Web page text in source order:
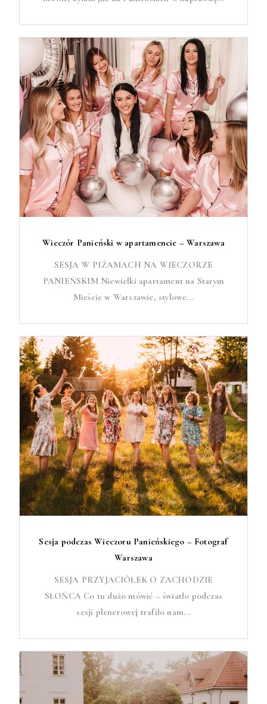
Wieczór Panieński w apartamencie – Warszawa
SESJA W PIŻAMACH NA WIECZORZE
PANIEŃSKIM Niewielki apartament na Starym
Mieście w Warszawie, stylowe...
Sesja podczas Wieczoru Panieńskiego – Fotograf
Warszawa
SESJA PRZYJACIÓŁEK O ZACHODZIE
SŁOŃCA Co tu dużo mówić – światło podczas
sesji plenerowej trafiło nam...